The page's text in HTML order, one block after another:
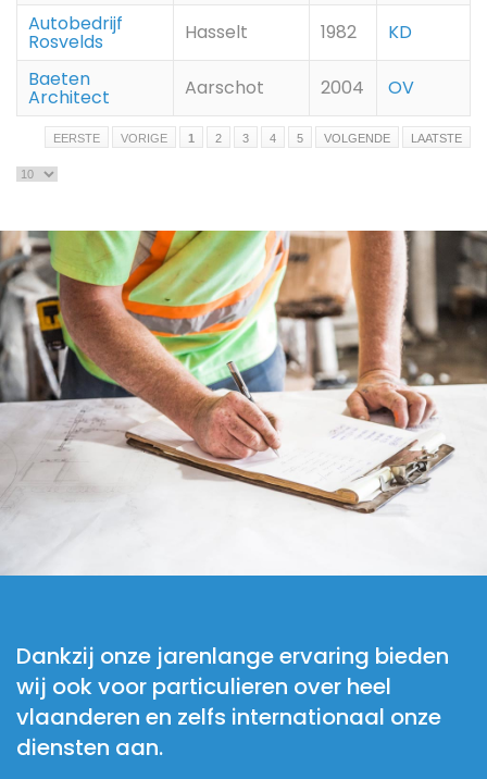
Autobedrijf
Rosvelds Hasselt 1982
KD
Baeten
Architect Aarschot 2004 OV
EERSTE VORIGE 1 2 3 4 5 VOLGENDE LAATSTE
Dankzij onze jarenlange ervaring bieden
wij ook voor particulieren over heel
vlaanderen en zelfs internationaal onze
diensten aan.